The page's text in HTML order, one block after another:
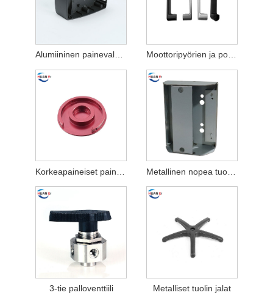
Alumiininen painevalu 3D-tulostuksen varaosat Moottoripyörien ja polkupyörien osat alumiinista
Metallinen nopea tuotantotulostinkotelo
3-tie palloventtiili Metalliset tuolin jalat